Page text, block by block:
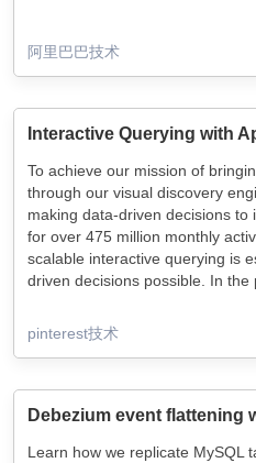
阿里巴巴技术
To achieve our mission of
through our visual discovery
making data-driven decisions
for over 475 million monthly
scalable interactive querying is
driven decisions possible. In the
a scalable, reliable, and
that processes hundreds of
architecture choices,
solutions for those challenges,
pinterest技术
Debezium event flattening
Learn how we replicate MySQL